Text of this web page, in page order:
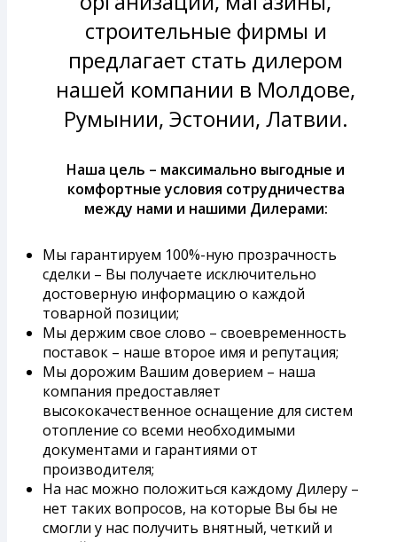
строительные фирмы и
предлагает стать дилером
нашей компании в Молдове,
Румынии, Эстонии, Латвии.
Наша цель – максимально выгодные и
комфортные условия сотрудничества
между нами и нашими Дилерами:
Мы гарантируем 100%-ную прозрачность
сделки – Вы получаете исключительно
достоверную информацию о каждой
товарной позиции;
Мы держим свое слово – своевременность
поставок – наше второе имя и репутация;
Мы дорожим Вашим доверием – наша
компания предоставляет
высококачественное оснащение для систем
отопление со всеми необходимыми
документами и гарантиями от
производителя;
На нас можно положиться каждому Дилеру –
нет таких вопросов, на которые Вы бы не
смогли у нас получить внятный, четкий и